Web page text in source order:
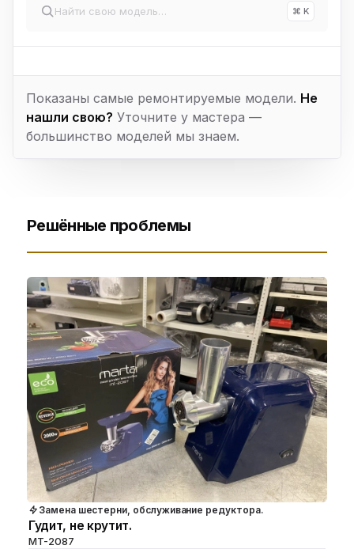
⌘ K
Показаны самые ремонтируемые модели. Не
нашли свою? Уточните у мастера —
большинство моделей мы знаем.
Решённые проблемы
Замена шестерни, обслуживание редуктора.
Гудит, не крутит.
MT-2087